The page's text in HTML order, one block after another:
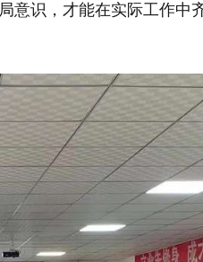
意识，才能在实际工作中